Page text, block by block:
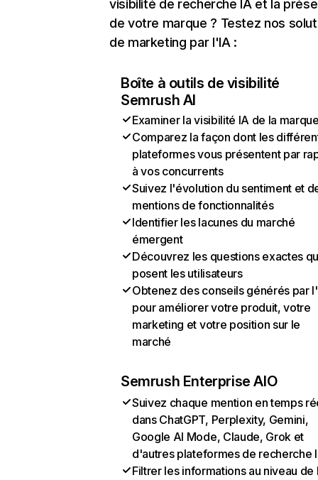
visibilité de recherche IA et la
de votre marque ? Testez nos
de marketing par l'IA :
Boîte à outils de visibilité
Semrush AI
Examiner la visibilité IA de la
Comparez la façon dont les
plateformes vous présentent par
à vos concurrents
Suivez l'évolution du sentiment et
mentions de fonctionnalités
Identifier les lacunes du marché
émergent
Découvrez les questions exactes
posent les utilisateurs
Obtenez des conseils générés par
pour améliorer votre produit, votre
marketing et votre position sur le
marché
Semrush Enterprise AIO
Suivez chaque mention en temps
dans ChatGPT, Perplexity, Gemini,
Google AI Mode, Claude, Grok et
d'autres plateformes de recherche
Filtrer les informations au niveau de